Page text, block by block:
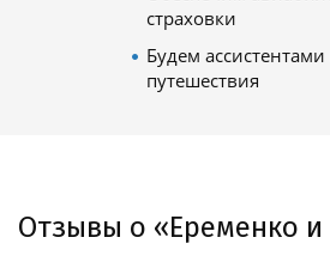
страховки
Будем
путешествия
Отзывы о «Еременко